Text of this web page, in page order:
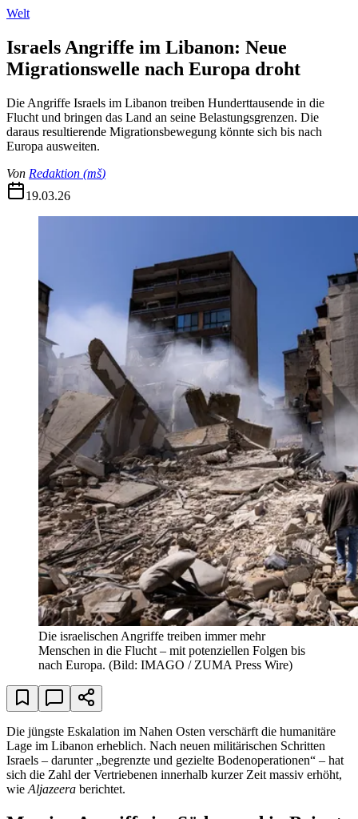
Welt
Israels Angriffe im Libanon: Neue
Migrationswelle nach Europa droht
Die Angriffe Israels im Libanon treiben Hunderttausende in die
Flucht und bringen das Land an seine Belastungsgrenzen. Die
daraus resultierende Migrationsbewegung könnte sich bis nach
Europa ausweiten.
Von Redaktion (mš)
19.03.26
Die israelischen Angriffe treiben immer mehr
Menschen in die Flucht – mit potenziellen Folgen bis
nach Europa. (Bild: IMAGO / ZUMA Press Wire)
Die jüngste Eskalation im Nahen Osten verschärft die humanitäre
Lage im Libanon erheblich. Nach neuen militärischen Schritten
Israels – darunter „begrenzte und gezielte Bodenoperationen“ – hat
sich die Zahl der Vertriebenen innerhalb kurzer Zeit massiv erhöht,
wie Aljazeera berichtet.